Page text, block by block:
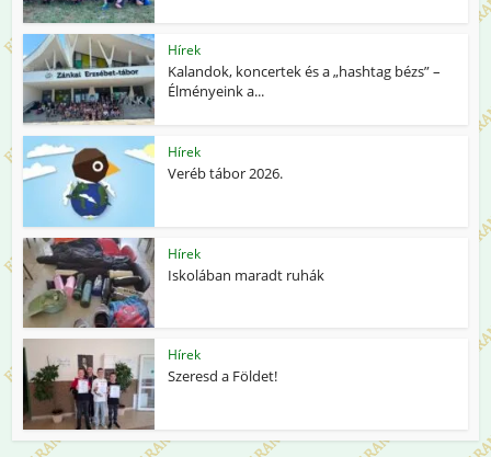
Hírek
Kalandok, koncertek és a „hashtag bézs” –
Élményeink a...
Hírek
Veréb tábor 2026.
Hírek
Iskolában maradt ruhák
Hírek
Szeresd a Földet!